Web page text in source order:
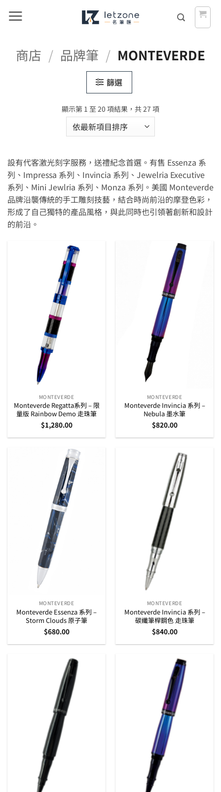
商店 / 品牌筆 / MONTEVERDE
篩選
顯示第 1 至 20 項結果，共 27 項依
排
序
設有代客激光刻字服務，送禮紀念首選。有售 Essenza 系
列、Impressa 系列、Invincia 系列、Jewelria Executive
系列、Mini Jewlria 系列、Monza 系列。美國 Monteverde
品牌沿襲傳統的手工雕刻技藝，結合時尚前沿的摩登色彩，
形成了自己獨特的產品風格，與此同時也引領著創新和設計
的前沿。
MONTEVERDE
Monteverde Regatta系列 – 限
量版 Rainbow Demo 走珠筆
$1,280.00
MONTEVERDE
Monteverde Invincia 系列 –
Nebula 墨水筆
$820.00
MONTEVERDE
Monteverde Essenza 系列 –
Storm Clouds 原子筆
$680.00
MONTEVERDE
Monteverde Invincia 系列 –
碳纖筆桿鋼色 走珠筆
$840.00